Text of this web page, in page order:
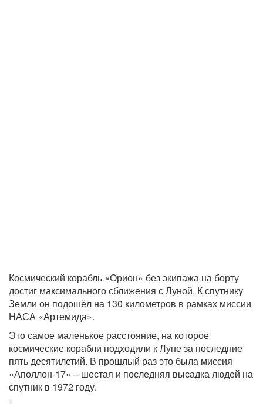
Космический корабль «Орион» без экипажа на борту
достиг максимального сближения с Луной. К спутнику
Земли он подошёл на 130 километров в рамках миссии
НАСА «Артемида».
Это самое маленькое расстояние, на которое
космические корабли подходили к Луне за последние
пять десятилетий. В прошлый раз это была миссия
«Аполлон-17» – шестая и последняя высадка людей на
спутник в 1972 году.